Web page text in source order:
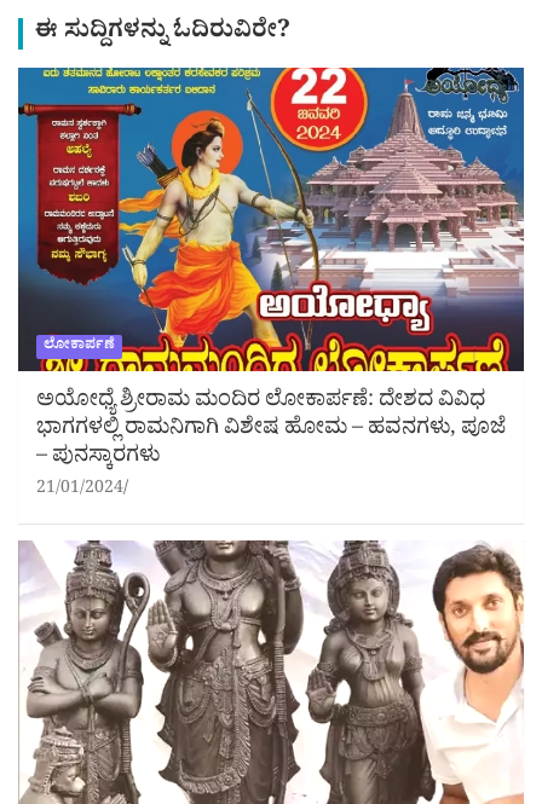
ಈ ಸುದ್ದಿಗಳನ್ನು ಓದಿರುವಿರೇ?
ಲೋಕಾರ್ಪಣೆ
ಅಯೋಧ್ಯೆ ಶ್ರೀರಾಮ ಮಂದಿರ ಲೋಕಾರ್ಪಣೆ: ದೇಶದ ವಿವಿಧ
ಭಾಗಗಳಲ್ಲಿ ರಾಮನಿಗಾಗಿ ವಿಶೇಷ ಹೋಮ – ಹವನಗಳು, ಪೂಜೆ
– ಪುನಸ್ಕಾರಗಳು
21/01/2024